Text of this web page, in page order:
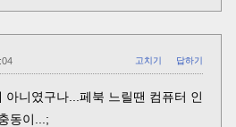
고치기 답하기
아니였구나...페북 느릴땐 컴퓨터 인
동이...;